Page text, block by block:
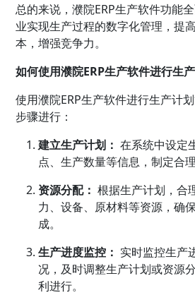
总的来说，濮院ERP生产软件功能
业实现生产过程的数字化管理，提
本，增强竞争力。
如何使用濮院ERP生产软件进行生
使用濮院ERP生产软件进行生产计
步骤进行：
建立生产计划： 在系统中设定
点、生产数量等信息，制定合
资源分配： 根据生产计划，合
力、设备、原材料等资源，确
成。
生产进度监控： 实时监控生产
况，及时调整生产计划或资源
利进行。